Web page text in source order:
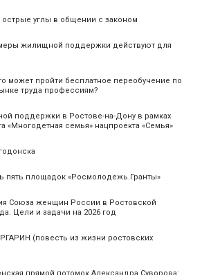
острые углы в общении с законом
жилищной поддержки действуют для
может пройти бесплатное переобучение по
труда профессиям?
поддержки в Ростове-на-Дону в рамках
«Многодетная семья» нацпроекта «Семья»
пять площадок «Росмолодежь.Гранты»
Союза женщин России в Ростовской
Цели и задачи на 2026 год
(повесть из жизни ростовских